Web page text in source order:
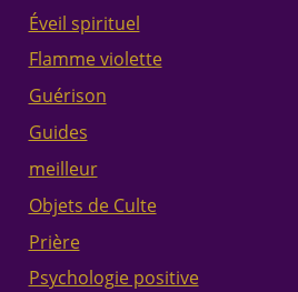
Éveil spirituel
Flamme violette
Guérison
Guides
meilleur
Objets de Culte
Prière
Psychologie positive